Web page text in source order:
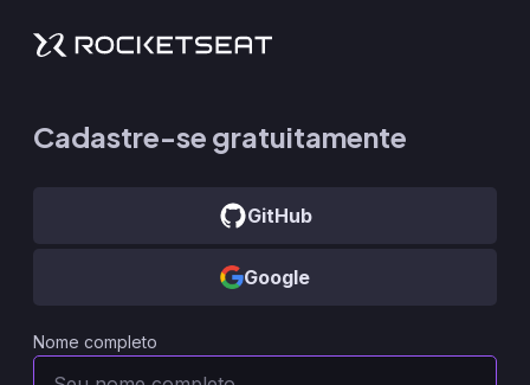
Cadastre-se gratuitamente
GitHub
Google
Nome completo